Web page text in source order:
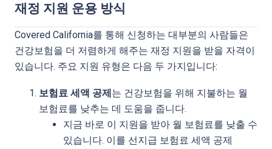
재정 지원 운용 방식
Covered California를 통해 신청하는 대부분의 사람들은
건강보험을 더 저렴하게 해주는 재정 지원을 받을 자격이
있습니다. 주요 지원 유형은 다음 두 가지입니다:
보험료 세액 공제는 건강보험을 위해 지불하는 월
보험료를 낮추는 데 도움을 줍니다.
지금 바로 이 지원을 받아 월 보험료를 낮출 수
있습니다. 이를 선지급 보험료 세액 공제